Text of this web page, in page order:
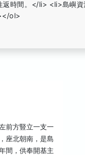
時間。</li> <li>島嶼
ol>
前方豎立一支一
座北朝南，是島
間，供奉開基主